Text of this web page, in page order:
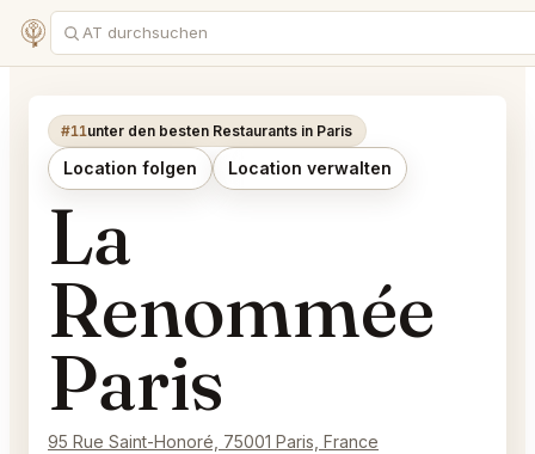
#11unter den besten Restaurants in Paris
Location folgen Location verwalten
La
Renommée
Paris
95 Rue Saint-Honoré, 75001 Paris, France